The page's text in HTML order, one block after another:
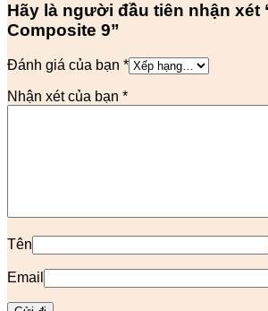
Hãy là người đầu tiên nhận xét
Composite 9”
Đánh giá của bạn *
Nhận xét của bạn *
Tên
Email